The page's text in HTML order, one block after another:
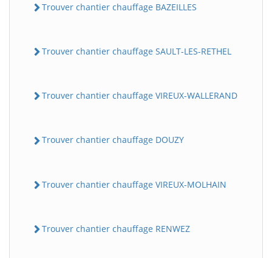
Trouver chantier chauffage BAZEILLES
Trouver chantier chauffage SAULT-LES-RETHEL
Trouver chantier chauffage VIREUX-WALLERAND
Trouver chantier chauffage DOUZY
Trouver chantier chauffage VIREUX-MOLHAIN
Trouver chantier chauffage RENWEZ